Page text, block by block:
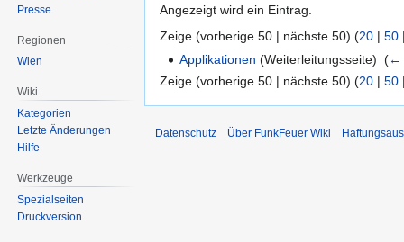
Angezeigt wird ein Eintrag.
Zeige (vorherige 50 | nächste 50) (20 | 50
Applikationen (Weiterleitungsseite) ‎(←
Zeige (vorherige 50 | nächste 50) (20 | 50
Presse
Regionen
Wien
Wiki
Kategorien
Letzte Änderungen
Hilfe
Werkzeuge
Spezialseiten
Druckversion
Datenschutz Über FunkFeuer Wiki